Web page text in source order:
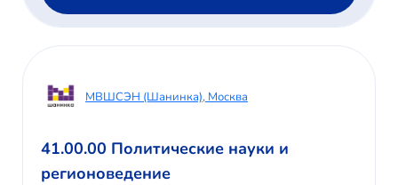
МВШСЭН (Шанинка), Москва
41.00.00 Политические науки и
регионоведение